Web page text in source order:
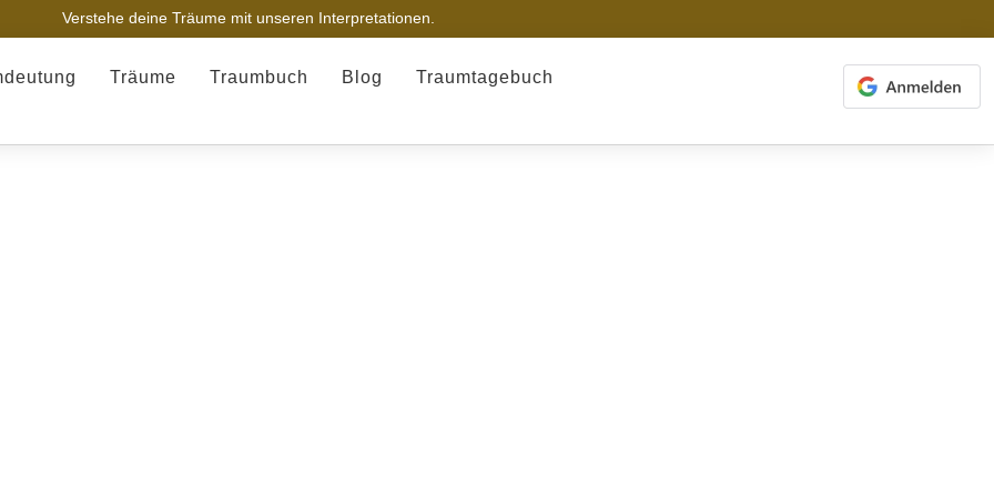
Verstehe deine Träume mit unseren Interpretationen.
Träume Traumbuch Blog Traumtagebuch